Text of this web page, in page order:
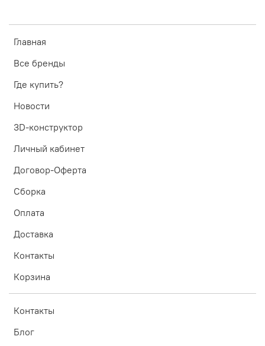
Главная
Все бренды
Где купить?
Новости
3D-конструктор
Личный кабинет
Договор-Оферта
Сборка
Оплата
Доставка
Контакты
Корзина
Контакты
Блог